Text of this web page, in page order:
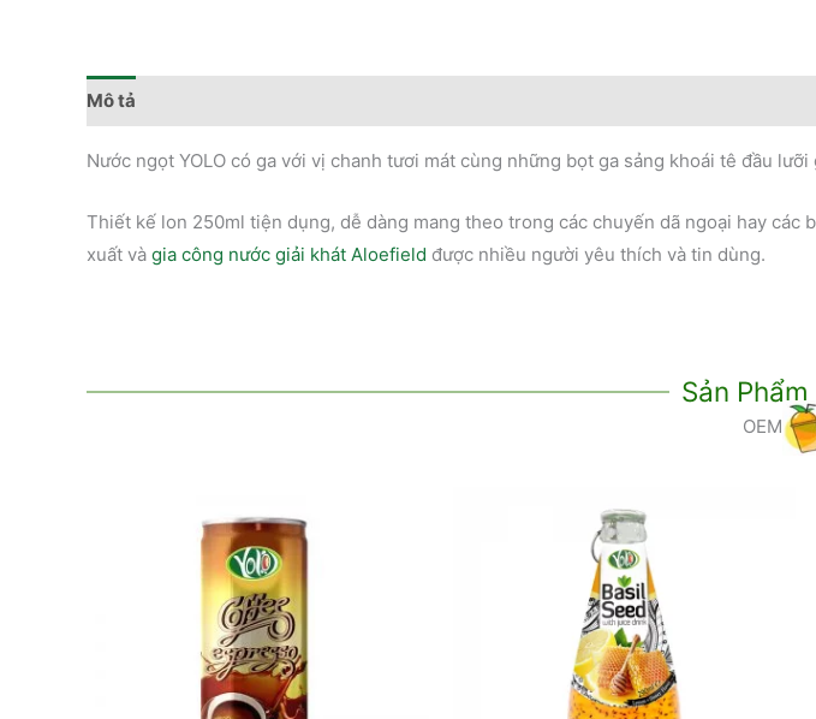
Mô tả
Nước ngọt YOLO có ga với vị chanh tươi mát cùng những bọt ga sảng khoái tê đầu
Thiết kế lon 250ml tiện dụng, dễ dàng mang theo trong các chuyến dã ngoại hay
xuất và gia công nước giải khát Aloefield được nhiều người yêu thích và tin dùng.
Sản
OEM